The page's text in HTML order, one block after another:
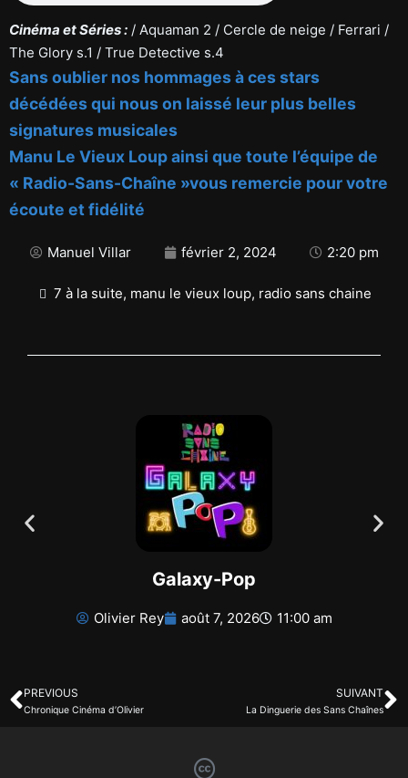
Cinéma et Séries : / Aquaman 2 / Cercle de neige / Ferrari /
The Glory s.1 / True Detective s.4
Sans oublier nos hommages à ces stars
décédées qui nous on laissé leur plus belles
signatures musicales
Manu Le Vieux Loup ainsi que toute l’équipe de
« Radio-Sans-Chaîne »vous remercie pour votre
écoute et fidélité
Manuel Villar février 2, 2024 2:20 pm
7 à la suite, manu le vieux loup, radio sans chaine
Galaxy-Pop
Olivier Rey août 7, 2026 11:00 am
PREVIOUS
Chronique Cinéma d’Olivier
SUIVANT
La Dinguerie des Sans Chaînes